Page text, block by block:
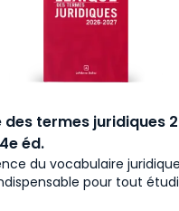
des termes juridiques
éd.
du vocabulaire
pour tout